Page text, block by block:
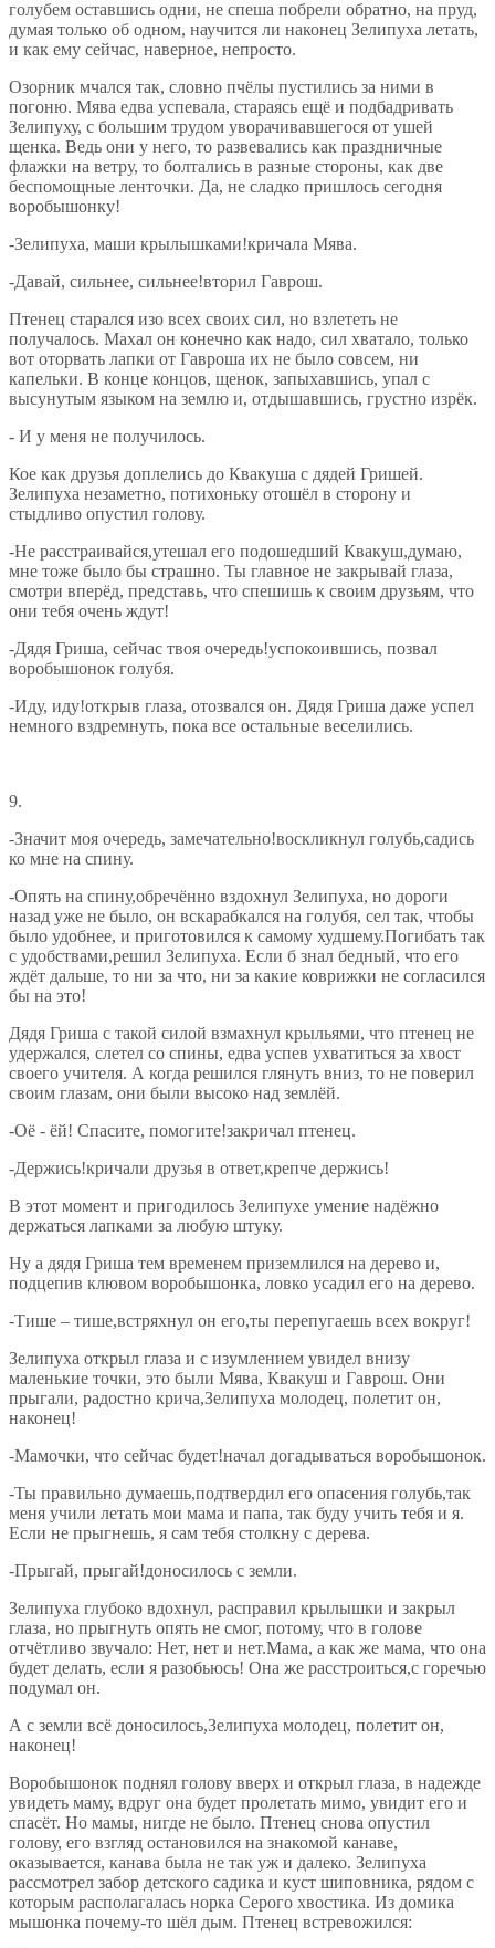
голубем оставшись одни, не спеша побрели обратно, на пруд,
думая только об одном, научится ли наконец Зелипуха летать,
и как ему сейчас, наверное, непросто.
Озорник мчался так, словно пчёлы пустились за ними в
погоню. Мява едва успевала, стараясь ещё и подбадривать
Зелипуху, с большим трудом уворачивавшегося от ушей
щенка. Ведь они у него, то развевались как праздничные
флажки на ветру, то болтались в разные стороны, как две
беспомощные ленточки. Да, не сладко пришлось сегодня
воробышонку!
-Зелипуха, маши крылышками!кричала Мява.
-Давай, сильнее, сильнее!вторил Гаврош.
Птенец старался изо всех своих сил, но взлететь не
получалось. Махал он конечно как надо, сил хватало, только
вот оторвать лапки от Гавроша их не было совсем, ни
капельки. В конце концов, щенок, запыхавшись, упал с
высунутым языком на землю и, отдышавшись, грустно изрёк.
- И у меня не получилось.
Кое как друзья доплелись до Квакуша с дядей Гришей.
Зелипуха незаметно, потихоньку отошёл в сторону и
стыдливо опустил голову.
-Не расстраивайся,утешал его подошедший Квакуш,думаю,
мне тоже было бы страшно. Ты главное не закрывай глаза,
смотри вперёд, представь, что спешишь к своим друзьям, что
они тебя очень ждут!
-Дядя Гриша, сейчас твоя очередь!успокоившись, позвал
воробышонок голубя.
-Иду, иду!открыв глаза, отозвался он. Дядя Гриша даже успел
немного вздремнуть, пока все остальные веселились.
9.
-Значит моя очередь, замечательно!воскликнул голубь,садись
ко мне на спину.
-Опять на спину,обречённо вздохнул Зелипуха, но дороги
назад уже не было, он вскарабкался на голубя, сел так, чтобы
было удобнее, и приготовился к самому худшему.Погибать так
с удобствами,решил Зелипуха. Если б знал бедный, что его
ждёт дальше, то ни за что, ни за какие коврижки не согласился
бы на это!
Дядя Гриша с такой силой взмахнул крыльями, что птенец не
удержался, слетел со спины, едва успев ухватиться за хвост
своего учителя. А когда решился глянуть вниз, то не поверил
своим глазам, они были высоко над землёй.
-Оё - ёй! Спасите, помогите!закричал птенец.
-Держись!кричали друзья в ответ,крепче держись!
В этот момент и пригодилось Зелипухе умение надёжно
держаться лапками за любую штуку.
Ну а дядя Гриша тем временем приземлился на дерево и,
подцепив клювом воробышонка, ловко усадил его на дерево.
-Тише – тише,встряхнул он его,ты перепугаешь всех вокруг!
Зелипуха открыл глаза и с изумлением увидел внизу
маленькие точки, это были Мява, Квакуш и Гаврош. Они
прыгали, радостно крича,Зелипуха молодец, полетит он,
наконец!
-Мамочки, что сейчас будет!начал догадываться воробышонок.
-Ты правильно думаешь,подтвердил его опасения голубь,так
меня учили летать мои мама и папа, так буду учить тебя и я.
Если не прыгнешь, я сам тебя столкну с дерева.
-Прыгай, прыгай!доносилось с земли.
Зелипуха глубоко вдохнул, расправил крылышки и закрыл
глаза, но прыгнуть опять не смог, потому, что в голове
отчётливо звучало: Нет, нет и нет.Мама, а как же мама, что она
будет делать, если я разобьюсь! Она же расстроиться,с горечью
подумал он.
А с земли всё доносилось,Зелипуха молодец, полетит он,
наконец!
Воробышонок поднял голову вверх и открыл глаза, в надежде
увидеть маму, вдруг она будет пролетать мимо, увидит его и
спасёт. Но мамы, нигде не было. Птенец снова опустил
голову, его взгляд остановился на знакомой канаве,
оказывается, канава была не так уж и далеко. Зелипуха
рассмотрел забор детского садика и куст шиповника, рядом с
которым располагалась норка Серого хвостика. Из домика
мышонка почему-то шёл дым. Птенец встревожился: